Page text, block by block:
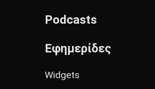
Podcasts
Εφημερίδες
Widgets